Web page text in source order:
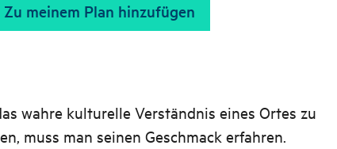
Zu meinem Plan hinzufügen
wahre kulturelle Verständnis eines Ortes zu
muss man seinen Geschmack erfahren.